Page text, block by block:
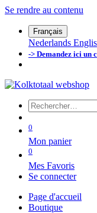
Se rendre au contenu
Français
Nederlands
-> Demandez ici un
0
Mon panier
0
Mes Favoris
Se connecter
Page d'accueil
Boutique